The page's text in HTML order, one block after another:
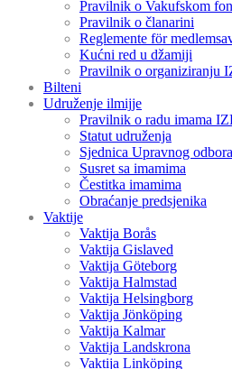
Pravilnik o Vakufskom
Pravilnik o članarini
Reglemente för
Kućni red u džamiji
Pravilnik o organiziranju
Bilteni
Udruženje ilmijje
Pravilnik o radu imama
Statut udruženja
Sjednica Upravnog odbora
Susret sa imamima
Čestitka imamima
Obraćanje predsjenika
Vaktije
Vaktija Borås
Vaktija Gislaved
Vaktija Göteborg
Vaktija Halmstad
Vaktija Helsingborg
Vaktija Jönköping
Vaktija Kalmar
Vaktija Landskrona
Vaktija Linköping